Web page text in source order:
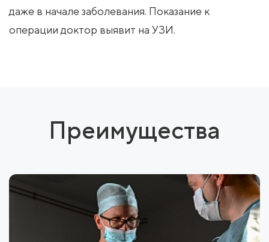
даже в начале заболевания. Показание к
операции доктор выявит на УЗИ.
Преимущества